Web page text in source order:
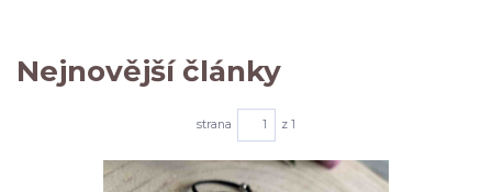
Nejnovější články
strana z 1